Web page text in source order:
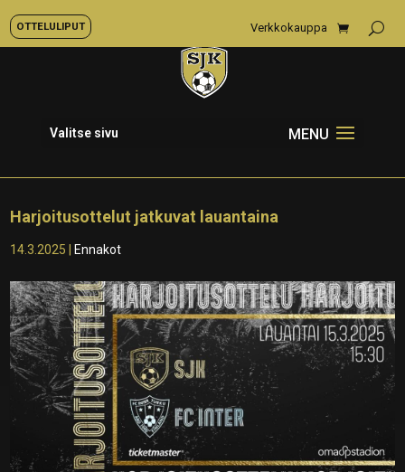
OTTELULIPUT Verkkokauppa
Valitse sivu
Harjoitusottelut jatkuvat lauantaina
14.3.2025 Ennakot